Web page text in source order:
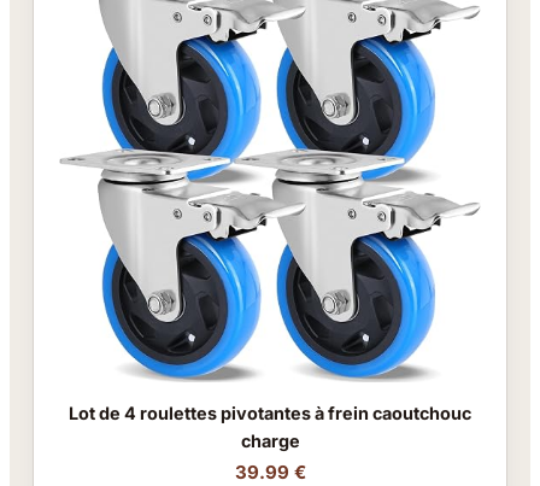
Lot de 4 roulettes pivotantes à frein caoutchouc
charge
39.99 €